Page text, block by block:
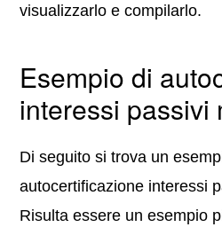
visualizzarlo e compilarlo.
Esempio di
interessi passivi
Di seguito si trova un
autocertificazione interessi
Risulta essere un esempio